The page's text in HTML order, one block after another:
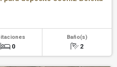
0
Baño(s)
2